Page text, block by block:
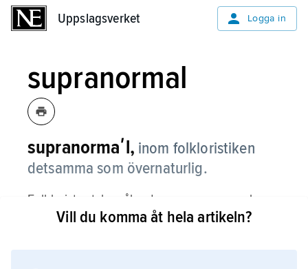
Uppslagsverket Logga in
supranormal
supranormaʹl, inom folkloristiken
detsamma som övernaturlig.
Folklorister talar sålunda om supranormala
krafter, tecken, makter, väsen o.d.
Vill du komma åt hela artikeln?